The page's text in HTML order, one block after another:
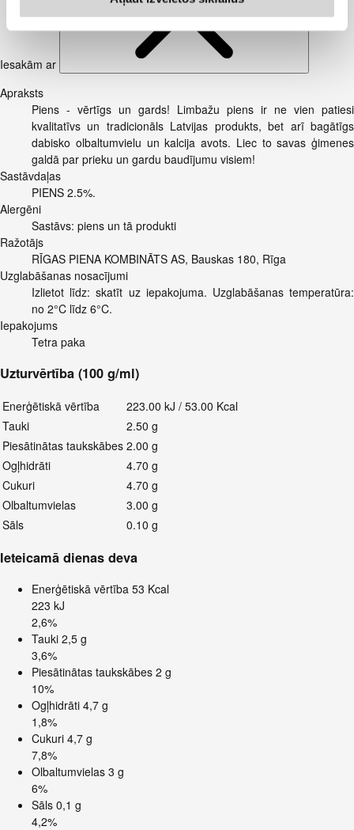
Iesakām ar
Apraksts
Piens - vērtīgs un gards! Limbažu piens ir ne vien patiesi
kvalitatīvs un tradicionāls Latvijas produkts, bet arī bagātīgs
dabisko olbaltumvielu un kalcija avots. Liec to savas ģimenes
galdā par prieku un gardu baudījumu visiem!
Sastāvdaļas
PIENS 2.5%.
Alergēni
Sastāvs: piens un tā produkti
Ražotājs
RĪGAS PIENA KOMBINĀTS AS, Bauskas 180, Rīga
Uzglabāšanas nosacījumi
Izlietot līdz: skatīt uz iepakojuma. Uzglabāšanas temperatūra:
no 2°C līdz 6°C.
Iepakojums
Tetra paka
Uzturvērtība (100 g/ml)
Enerģētiskā vērtība
223.00 kJ / 53.00 Kcal
Tauki
2.50 g
Piesātinātas taukskābes 2.00 g
Ogļhidrāti
4.70 g
Cukuri
4.70 g
Olbaltumvielas
3.00 g
Sāls
0.10 g
Ieteicamā dienas deva
Enerģētiskā vērtība 53 Kcal
223 kJ
2,6%
Tauki 2,5 g
3,6%
Piesātinātas taukskābes 2 g
10%
Ogļhidrāti 4,7 g
1,8%
Cukuri 4,7 g
7,8%
Olbaltumvielas 3 g
6%
Sāls 0,1 g
4,2%